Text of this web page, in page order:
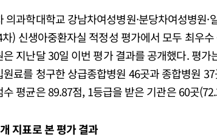
의과학대학교 강남차여성병원·분당차여성병원
차) 신생아중환자실 적정성 평가에서 모두 최우
은 지난달 30일 이번 평가 결과를 공개했다. 평
원료를 청구한 상급종합병원 46곳과 종합병원
수 평균은 89.87점, 1등급을 받은 기관은 60곳
지표로 본 평가 결과